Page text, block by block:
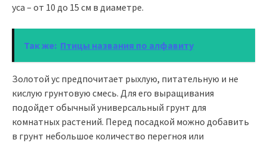
уса – от 10 до 15 см в диаметре.
Так же: Птицы названия по алфавиту
Золотой ус предпочитает рыхлую, питательную и не
кислую грунтовую смесь. Для его выращивания
подойдет обычный универсальный грунт для
комнатных растений. Перед посадкой можно добавить
в грунт небольшое количество перегноя или